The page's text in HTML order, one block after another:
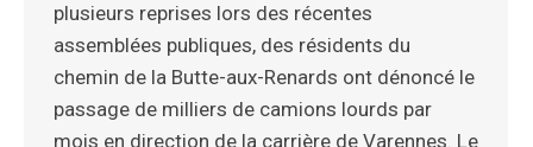
plusieurs reprises lors des récentes
assemblées publiques, des résidents du
chemin de la Butte-aux-Renards ont dénoncé le
passage de milliers de camions lourds par
mois en direction de la carrière de Varennes. Le